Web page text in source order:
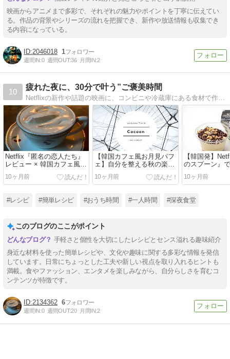
映画からアニメまで多彩で、それぞれの魅力やポイントを丁寧に伝えてい
る。作品の背景やシリーズの流れを把握でき、新作や放送情報も収集でき
る内容になっている。
2046018 1
週間IN:0 週間OUT:36 月間IN:2
10
疲れた夜に、30分で叶う”ご褒美時間
Netflixの新作や話題の映画に、コンビニや冷蔵庫にある食材で作れる火を使わない夜食を合わせて紹介します。
Netflix『匿名の恋人たち』
レビュー × 韓国カフェ風ア
インシュペナーレシピ | 甘
くて苦い大人の夜時間の過
10ヶ月前
【韓国カフェ風お月見パフ
ェ】自分を整える秋の楽し
み方🌒 ｜ お月見団子とき
なこラテで過ごすおうち時
10ヶ月前
【韓国発】
のスプーン』
リマフィアの
ミス | お家で
10ヶ月前
#レシピ #簡単レシピ #おうち時間 #一人時間 #深夜食堂
このブログのここがポイント
手軽さと個性を大切にしたレシピとセンス溢れる趣味紹介
身近な材料を使った簡単レシピや、文化や趣味に関する多彩な情報を発信
しています。日常にちょっとした工夫や新しい視点を取り入れるヒントも
満載。食やファッション、エンタメを楽しみながら、自分らしさを育むコ
ンテンツが特徴です。
2134362 6
週間IN:0 週間OUT:20 月間IN:2